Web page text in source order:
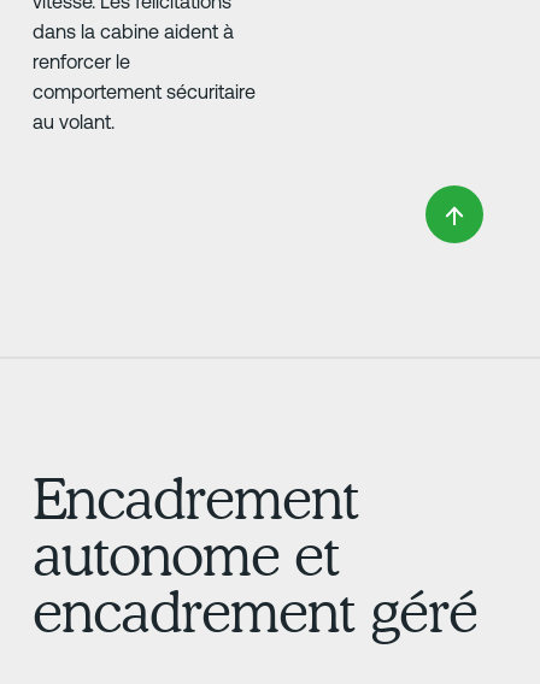
dans la cabine aident à
renforcer le
comportement sécuritaire
au volant.
Encadrement
autonome et
encadrement géré